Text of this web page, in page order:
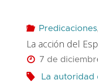
Predicaciones,
La acción del
7 de
La autoridad